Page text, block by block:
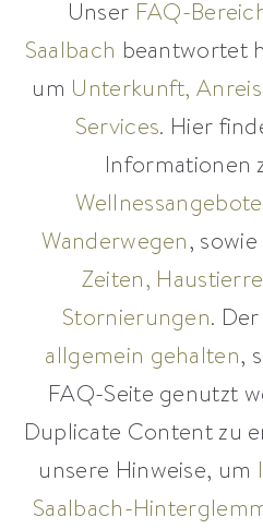
Unser FAQ-
Saalbach beantwortet
um Unterkunft,
Services. Hier
Informationen
Wanderwegen, sowie
Zeiten,
Stornierungen.
allgemein gehalten,
FAQ-Seite genutzt
Duplicate Content zu
unsere Hinweise, um
Saalbach-